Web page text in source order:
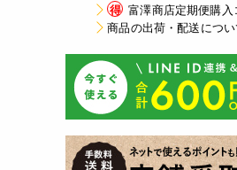
得 富澤商店定期便購入
商品の出荷・配送につ